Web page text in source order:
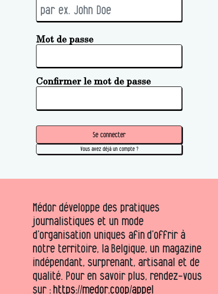
Mot de passe
Confirmer le mot de passe
Se connecter
Vous avez déjà un compte ?
Médor développe des pratiques
journalistiques et un mode
d’organisation uniques afin d’offrir à
notre territoire, la Belgique, un magazine
indépendant, surprenant, artisanal et de
qualité. Pour en savoir plus, rendez-vous
sur : https://medor.coop/appel